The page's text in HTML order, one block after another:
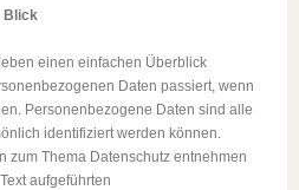
Blick
einen einfachen Überblick
Daten passiert, wenn
Personenbezogene Daten sind alle
identifiziert werden können.
zum Thema Datenschutz entnehmen
aufgeführten